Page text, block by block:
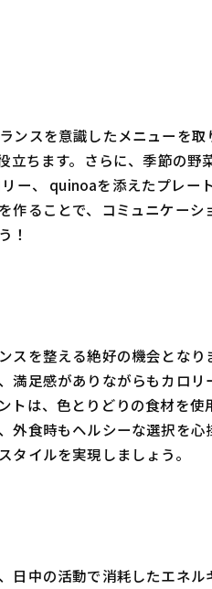
ンスを意識したメニューを
ちます。さらに、季節の野
ー、 quinoaを添えたプレー
作ることで、コミュニケーシ
！
を整える絶好の機会となり
満足感がありながらもカロリ
は、色とりどりの食材を使
外食時もヘルシーな選択を心
イルを実現しましょう。
日中の活動で消耗したエネ